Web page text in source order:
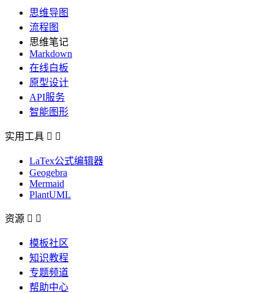
思维导图
流程图
思维笔记
Markdown
在线白板
原型设计
API服务
智能图形
实用工具  
LaTex公式编辑器
Geogebra
Mermaid
PlantUML
资源  
模板社区
知识教程
专题频道
帮助中心